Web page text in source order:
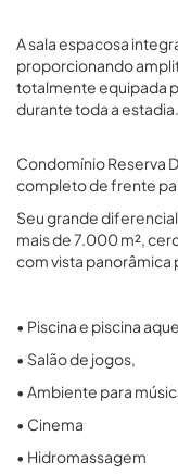
A sala espacosa
proporcionando
totalmente equipada
durante toda a estadia.
Condomínio Reserva
completo de frente
Seu grande
mais de 7.000 m²,
com vista panorâmica
• Piscina e piscina
• Salão de jogos,
• Ambiente para
• Cinema
• Hidromassagem